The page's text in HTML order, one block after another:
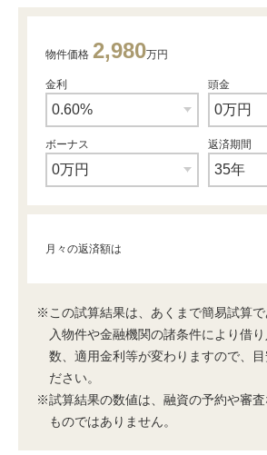
物件価格 2,980万円
金利 頭金
ボーナス 返済期間
月々の返済額は
※この試算結果は、あくまで簡易試算
入物件や金融機関の諸条件により借
数、適用金利等が変わりますので、目
ださい。
※試算結果の数値は、融資の予約や審
ものではありません。